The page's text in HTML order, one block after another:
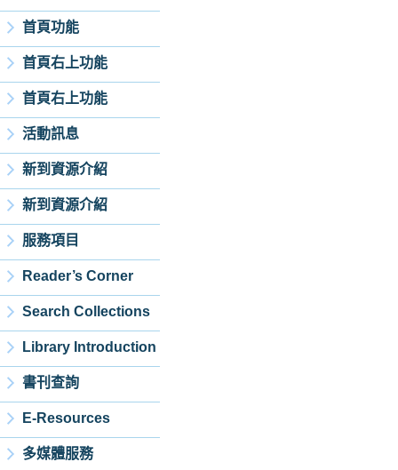
首頁功能
首頁右上功能
首頁右上功能
活動訊息
新到資源介紹
新到資源介紹
服務項目
Reader’s Corner
Search Collections
Library Introduction
書刊查詢
E-Resources
多媒體服務